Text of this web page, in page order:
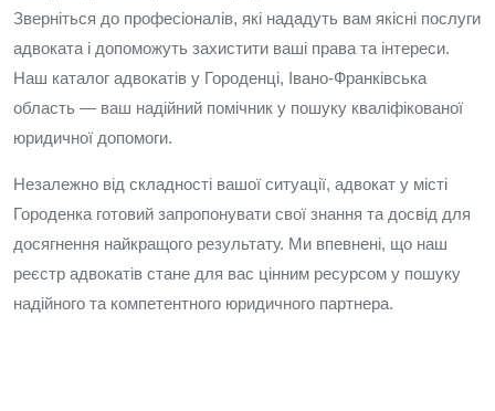
Зверніться до професіоналів, які нададуть вам якісні послуги
адвоката і допоможуть захистити ваші права та інтереси.
Наш каталог адвокатів у Городенці, Івано-Франківська
область — ваш надійний помічник у пошуку кваліфікованої
юридичної допомоги.
Незалежно від складності вашої ситуації, адвокат у місті
Городенка готовий запропонувати свої знання та досвід для
досягнення найкращого результату. Ми впевнені, що наш
реєстр адвокатів стане для вас цінним ресурсом у пошуку
надійного та компетентного юридичного партнера.